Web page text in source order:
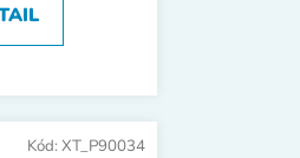
Kód: XT_P90034